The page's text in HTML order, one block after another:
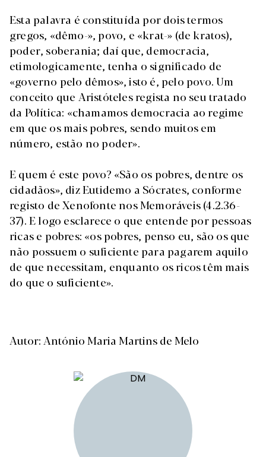
Esta palavra é constituída por dois termos
gregos, «dêmo-», povo, e «krat-» (de kratos),
poder, soberania; daí que, democracia,
etimologicamente, tenha o significado de
«governo pelo dêmos», isto é, pelo povo. Um
conceito que Aristóteles regista no seu tratado
da Política: «chamamos democracia ao regime
em que os mais pobres, sendo muitos em
número, estão no poder».
E quem é este povo? «São os pobres, dentre os
cidadãos», diz Eutidemo a Sócrates, conforme
registo de Xenofonte nos Memoráveis (4.2.36-
37). E logo esclarece o que entende por pessoas
ricas e pobres: «os pobres, penso eu, são os que
não possuem o suficiente para pagarem aquilo
de que necessitam, enquanto os ricos têm mais
do que o suficiente».
Autor: António Maria Martins de Melo